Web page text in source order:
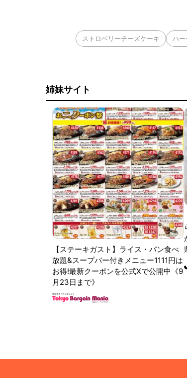
ストロベリーチーズケーキ ハー
姉妹サイト
【ステーキガスト】ライス・パン食べ
放題&スープバー付きメニュー1111円は
お得!最新クーポンを公式Xで公開中《9
月23日まで》